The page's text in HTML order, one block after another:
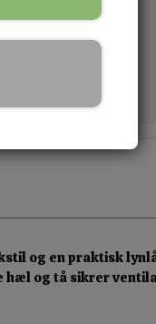
og en praktisk
og tå sikrer